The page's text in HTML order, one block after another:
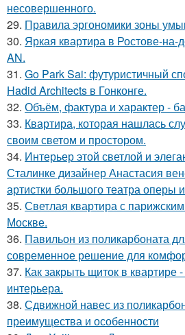
несовершенного.
29. Правила эргономики зоны
30. Яркая квартира в Ростове-на-
AN.
31. Go Park Sai: футуристичный
Hadid Architects в Гонконге.
32. Объём, фактура и характер -
33. Квартира, которая нашлась
своим светом и простором.
34. Интерьер этой светлой и
Сталинке дизайнер Анастасия
артистки большого театра оперы
35. Светлая квартира с
Москве.
36. Павильон из поликарбоната
современное решение для
37. Как закрыть щиток в квартире
интерьера.
38. Сдвижной навес из
преимущества и особенности